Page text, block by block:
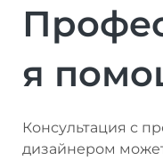
я
Консультация с
дизайнером